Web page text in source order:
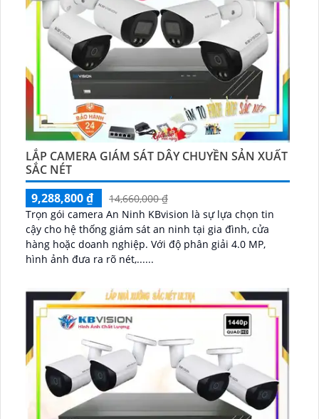
LẮP CAMERA GIÁM SÁT DÂY CHUYỀN SẢN XUẤT
SẮC NÉT
9,288,800 ₫
14,660,000 ₫
Trọn gói camera An Ninh KBvision là sự lựa chọn tin
cậy cho hệ thống giám sát an ninh tại gia đình, cửa
hàng hoặc doanh nghiệp. Với độ phân giải 4.0 MP,
hình ảnh đưa ra rõ nét,......